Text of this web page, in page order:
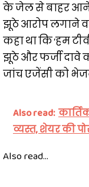
के जेल से बाहर आने
झूठे आरोप लगाने
कहा था कि ‘हम
झूठे और फर्जी दावे
जांच एजेंसी को
Also read:
व्यस्त, शेयर की
Also read...